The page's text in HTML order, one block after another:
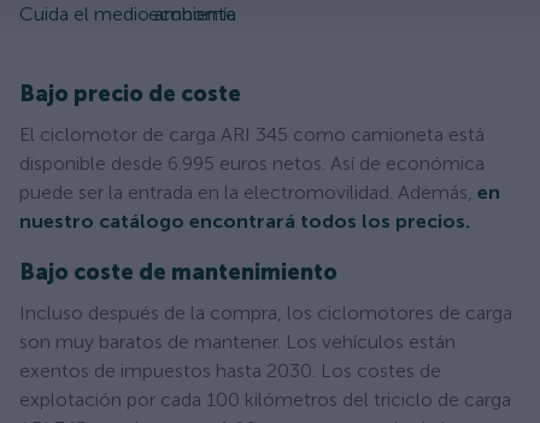
Cuida el medio ambiente
economía
Bajo precio de coste
El ciclomotor de carga ARI 345 como camioneta está
disponible desde 6.995 euros netos. Así de económica
puede ser la entrada en la electromovilidad. Además, en
nuestro catálogo encontrará todos los precios.
Bajo coste de mantenimiento
Incluso después de la compra, los ciclomotores de carga
son muy baratos de mantener. Los vehículos están
exentos de impuestos hasta 2030. Los costes de
explotación por cada 100 kilómetros del triciclo de carga